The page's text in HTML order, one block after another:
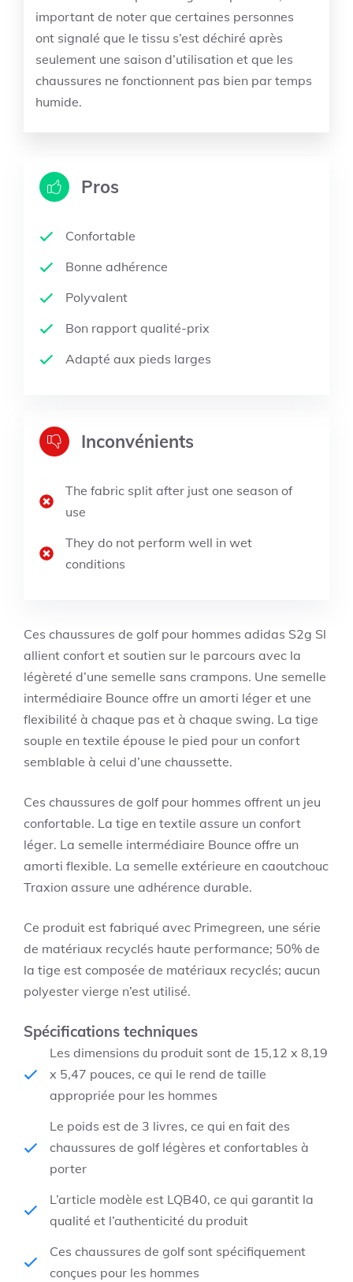
important de noter que certaines personnes
ont signalé que le tissu s’est déchiré après
seulement une saison d’utilisation et que les
chaussures ne fonctionnent pas bien par temps
humide.
Pros
Confortable
Bonne adhérence
Polyvalent
Bon rapport qualité-prix
Adapté aux pieds larges
Inconvénients
The fabric split after just one season of
use
They do not perform well in wet
conditions
Ces chaussures de golf pour hommes adidas S2g Sl
allient confort et soutien sur le parcours avec la
légèreté d’une semelle sans crampons. Une semelle
intermédiaire Bounce offre un amorti léger et une
flexibilité à chaque pas et à chaque swing. La tige
souple en textile épouse le pied pour un confort
semblable à celui d’une chaussette.
Ces chaussures de golf pour hommes offrent un jeu
confortable. La tige en textile assure un confort
léger. La semelle intermédiaire Bounce offre un
amorti flexible. La semelle extérieure en caoutchouc
Traxion assure une adhérence durable.
Ce produit est fabriqué avec Primegreen, une série
de matériaux recyclés haute performance; 50% de
la tige est composée de matériaux recyclés; aucun
polyester vierge n’est utilisé.
Spécifications techniques
Les dimensions du produit sont de 15,12 x 8,19
x 5,47 pouces, ce qui le rend de taille
appropriée pour les hommes
Le poids est de 3 livres, ce qui en fait des
chaussures de golf légères et confortables à
porter
L’article modèle est LQB40, ce qui garantit la
qualité et l’authenticité du produit
Ces chaussures de golf sont spécifiquement
conçues pour les hommes